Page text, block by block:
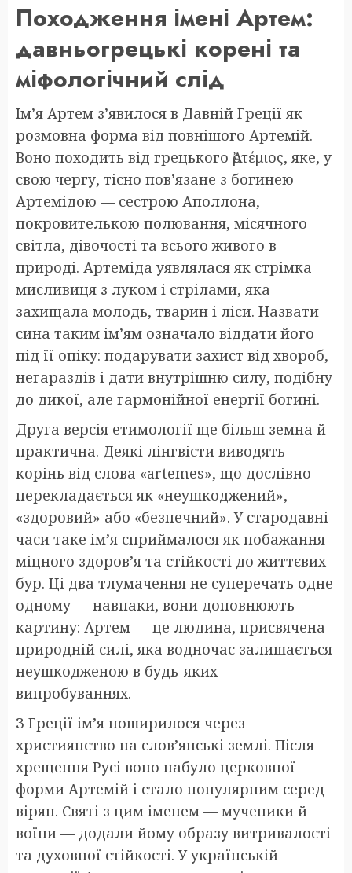
Походження імені Артем:
давньогрецькі корені та
міфологічний слід
Ім’я Артем з’явилося в Давній Греції як
розмовна форма від повнішого Артемій.
Воно походить від грецького Ἀρτέμιος, яке, у
свою чергу, тісно пов’язане з богинею
Артемідою — сестрою Аполлона,
покровителькою полювання, місячного
світла, дівочості та всього живого в
природі. Артеміда уявлялася як стрімка
мисливиця з луком і стрілами, яка
захищала молодь, тварин і ліси. Назвати
сина таким ім’ям означало віддати його
під її опіку: подарувати захист від хвороб,
негараздів і дати внутрішню силу, подібну
до дикої, але гармонійної енергії богині.
Друга версія етимології ще більш земна й
практична. Деякі лінгвісти виводять
корінь від слова «artemes», що дослівно
перекладається як «неушкоджений»,
«здоровий» або «безпечний». У стародавні
часи таке ім’я сприймалося як побажання
міцного здоров’я та стійкості до життєвих
бур. Ці два тлумачення не суперечать одне
одному — навпаки, вони доповнюють
картину: Артем — це людина, присвячена
природній силі, яка водночас залишається
неушкодженою в будь-яких
випробуваннях.
З Греції ім’я поширилося через
християнство на слов’янські землі. Після
хрещення Русі воно набуло церковної
форми Артемій і стало популярним серед
вірян. Святі з цим іменем — мученики й
воїни — додали йому образу витривалості
та духовної стійкості. У українській